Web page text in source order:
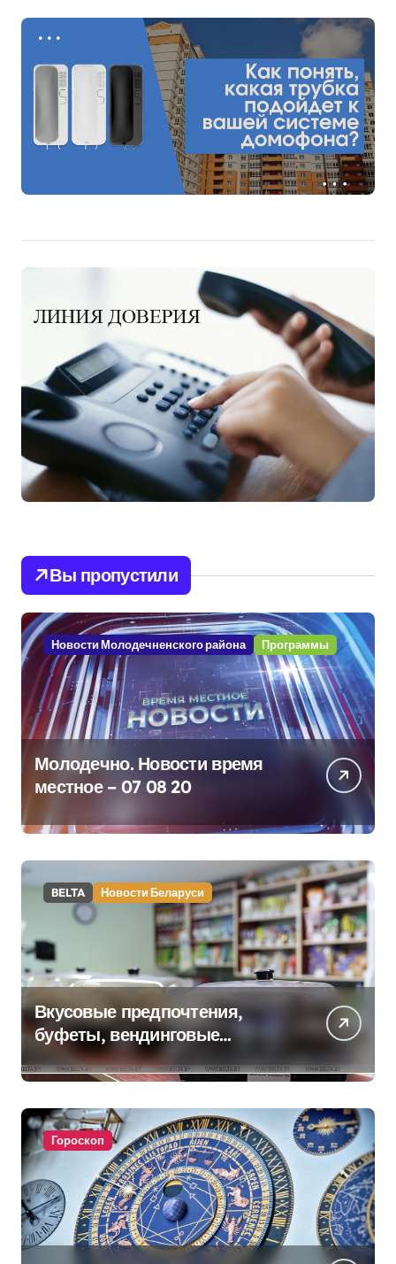
Вы пропустили
Новости Молодечненского района Программы
Молодечно. Новости время
местное – 07 08 20
BELTA Новости Беларуси
Вкусовые предпочтения,
буфеты, вендинговые
аппараты. Минобразования об
изменениях в школьном
питании
Гороскоп